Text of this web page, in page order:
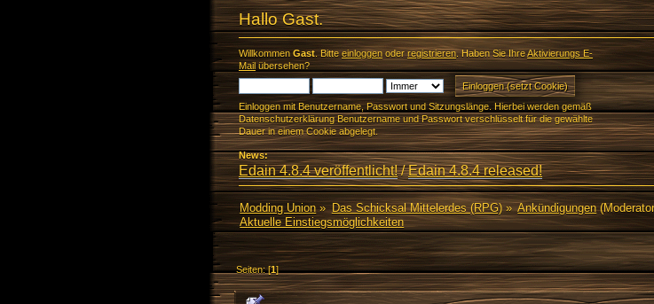
Hallo Gast.
Willkommen Gast. Bitte einloggenoderregistrieren. Haben Sie IhreAktivierungs E-
Mailübersehen?
Einloggen mit Benutzername, Passwort und Sitzungslänge. Hierbei werden gemäß
Datenschutzerklärung Benutzername und Passwort verschlüsselt für die gewählte
Dauer in einem Cookie abgelegt.
News:
Edain 4.8.4 veröffentlicht!/Edain 4.8.4 released!
Modding Union» Das Schicksal Mittelerdes (RPG)» Ankündigungen
Aktuelle Einstiegsmöglichkeiten
Seiten: [1]